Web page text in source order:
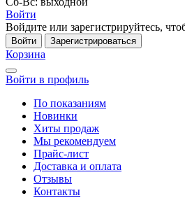
Войти
Войдите или зарегистрируйтесь,
Войти Зарегистрироваться
Корзина
Войти в профиль
По показаниям
Новинки
Хиты продаж
Мы рекомендуем
Прайс-лист
Доставка и оплата
Отзывы
Контакты